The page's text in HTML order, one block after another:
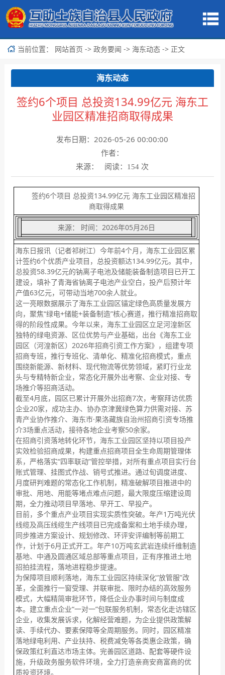
当前位置： 网站首页 -> 政务要闻 -> 海东动态 -> 正文
海东动态
签约6个项目 总投资134.99亿元 海东工
业园区精准招商取得成果
发布日期：2026-05-26 00:00:00
作者：
来源： 阅读：
154 次
签约6个项目 总投资134.99亿元 海东工业园区精准招
商取得成果
来源： 时间：2026年05月26日
海东日报讯（记者祁树江）今年前4个月，海东工业园区累
计签约6个优质产业项目，总投资额达134.99亿元。其中，
总投资58.39亿元的钠离子电池及储能装备制造项目已开工
建设，填补了青海省钠离子电池产业空白，投产后预计年
产值63亿元，可带动当地700余人就业。
这一亮眼数据展示了海东工业园区锚定绿色高质量发展方
向，聚焦“绿电+储能+装备制造”核心赛道，推行精准招商取
得的阶段性成果。今年以来，海东工业园区立足河湟新区
独特的绿电资源、区位优势与产业基础，出台《海东工业
园区（河湟新区）2026年招商引资工作方案》，组建专项
招商专班，推行专班化、清单化、精准化招商模式，重点
围绕新能源、新材料、现代物流等优势领域，紧盯行业龙
头与专精特新企业，常态化开展外出考察、企业对接、专
场推介等招商活动。
截至4月底，园区已累计开展外出招商7次，考察拜访优质
企业20家，成功主办、协办京津冀绿色算力供需对接、苏
青产业协作推介、海东市·果洛藏族自治州招商引资专场推
介3场重点活动，接待各地企业考察50余家。
在招商引资落地转化环节，海东工业园区坚持以项目投产
实效检验招商成果，构建重点招商项目全生命周期管理体
系，严格落实“四率联动”管控举措，对所有重点项目实行台
账式管理、挂图式作战、销号式推进。通过旬调度进度、
月度研判难题的常态化工作机制，精准破解项目推进中的
审批、用地、用能等堵点难点问题，最大限度压缩建设周
期，全力推动项目早落地、早开工、早投产。
目前，多个重点产业项目实现实质性突破。年产1万吨光伏
线缆及高压线缆生产线项目已完成备案和土地手续办理，
同步推进方案设计、规划修改、环评安评编制等前期工
作，计划于6月正式开工。年产10万吨玄武岩连续纤维制造
基地、中通及圆通区域总部等重点项目，正有序推进土地
招拍挂流程，落地进程稳步提速。
为保障项目顺利落地，海东工业园区持续深化“放管服”改
革，全面推行一窗受理、并联审批、限时办结的高效服务
模式，大幅精简审批环节，降低企业办事时间与制度成
本。建立重点企业“一对一”包联服务机制，常态化走访辖区
企业，收集发展诉求，化解经营难题，为企业提供政策解
读、手续代办、要素保障等全周期服务。同时，园区精准
落地绿电利用、产业扶持、税费减免等各类惠企政策，确
保政策红利直达市场主体。完善园区道路、配套等硬件设
施，升级政务服务软件环境，全力打造亲商安商富商的优
质投资环境。